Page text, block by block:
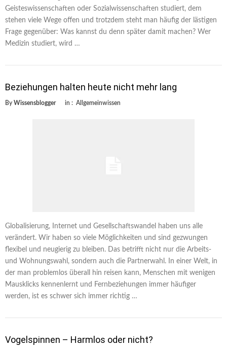
Geisteswissenschaften oder Sozialwissenschaften studiert, dem
stehen viele Wege offen und trotzdem steht man häufig der lästigen
Frage gegenüber: Was kannst du denn später damit machen? Wer
Medizin studiert, wird …
Beziehungen halten heute nicht mehr lang
By Wissensblogger in : Allgemeinwissen
Globalisierung, Internet und Gesellschaftswandel haben uns alle
verändert. Wir haben so viele Möglichkeiten und sind gezwungen
flexibel und neugierig zu bleiben. Das betrifft nicht nur die Arbeits-
und Wohnungswahl, sondern auch die Partnerwahl. In einer Welt, in
der man problemlos überall hin reisen kann, Menschen mit wenigen
Mausklicks kennenlernt und Fernbeziehungen immer häufiger
werden, ist es schwer sich immer richtig …
Vogelspinnen – Harmlos oder nicht?